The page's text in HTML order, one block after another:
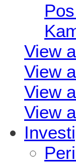
View
View
View
View